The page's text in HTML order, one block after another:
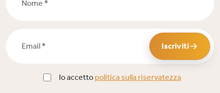
Iscriviti
Io accetto politica sulla riservatezza